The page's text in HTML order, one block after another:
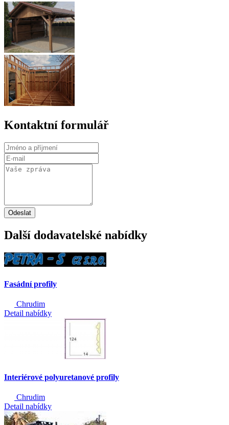
Kontaktní formulář
Odeslat
Další dodavatelské nabídky
Fasádní profily
Chrudim
Detail nabídky
Interiérové polyuretanové profily
Chrudim
Detail nabídky